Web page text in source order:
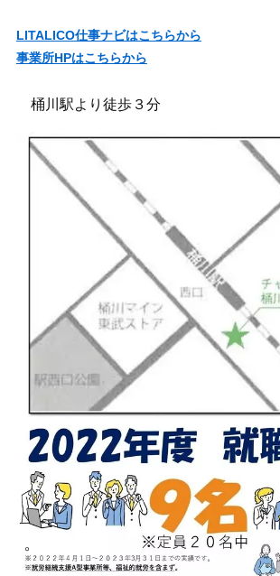
LITALICO仕事ナビはこちらから
事業所HPはこちらから
桶川駅より徒歩３分